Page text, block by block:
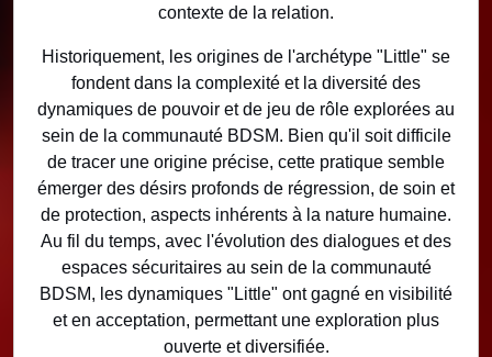
contexte de la relation.
Historiquement, les origines de l'archétype "Little" se
fondent dans la complexité et la diversité des
dynamiques de pouvoir et de jeu de rôle explorées au
sein de la communauté BDSM. Bien qu'il soit difficile
de tracer une origine précise, cette pratique semble
émerger des désirs profonds de régression, de soin et
de protection, aspects inhérents à la nature humaine.
Au fil du temps, avec l'évolution des dialogues et des
espaces sécuritaires au sein de la communauté
BDSM, les dynamiques "Little" ont gagné en visibilité
et en acceptation, permettant une exploration plus
ouverte et diversifiée.